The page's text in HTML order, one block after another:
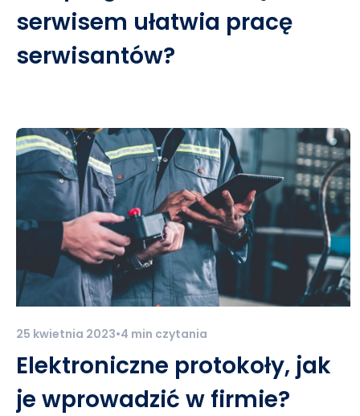
serwisem ułatwia pracę
serwisantów?
25 kwietnia 2023•4 min czytania
Elektroniczne protokoły, jak
je wprowadzić w firmie?